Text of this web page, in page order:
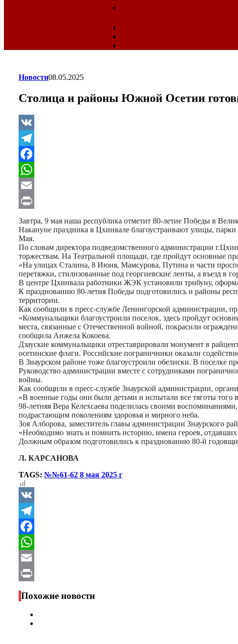
Новости08.05.2025
Столица и районы Южной Осетии
VK
Telegram
Facebook
WhatsApp
Email
Print
Завтра, 9 мая наша республика отметит 80-летие Победы в
Накануне праздника в Цхинвале благоустраивают улицы,
Мая.
По словам директора подведомственного администрации
торжествам. На Театральной площади, где пройдут основные
«На улицах Сталина, 8 Июня, Мамсурова, Путина и части
перетяжки, стилизованные под георгиевские ленты, а въезд в
В центре Цхинвала работники ЖЭК установили трибуну,
К празднованию 80-летия Победы подготовились и районы
территории.
Как сообщили в пресс-службе Ленингорской администрации,
«Коммунальщики благоустроили поселок, здесь пройдут
места, связанные с Отечественной войной, покрасили
сообщила Анжела Кокоева.
Дзауские коммунальщики отреставрировали монумент в
осетинские флаги. Российские пограничники оказали
В Знаурском районе тоже благоустроили обелиски. В поселке
Руководство администрации вместе с сотрудниками
войны.
Как сообщили в пресс-службе Знаурской администрации,
«В военные годы они были детьми и испытали все тяготы того
98-летняя Вера Келехсаева поделилась своими
подрастающим поколениям здоровья и мирного неба.
Зоя Алборова, заместитель главы администрации Знаурского
«Необходимо знать и помнить историю, имена героев,
Должным образом подготовились к празднованию 80-й
Л. КАРСАНОВА
TAGS: №№61-62 8 мая 2025 г
VK
Telegram
Facebook
WhatsApp
Email
Print
Похожие новости